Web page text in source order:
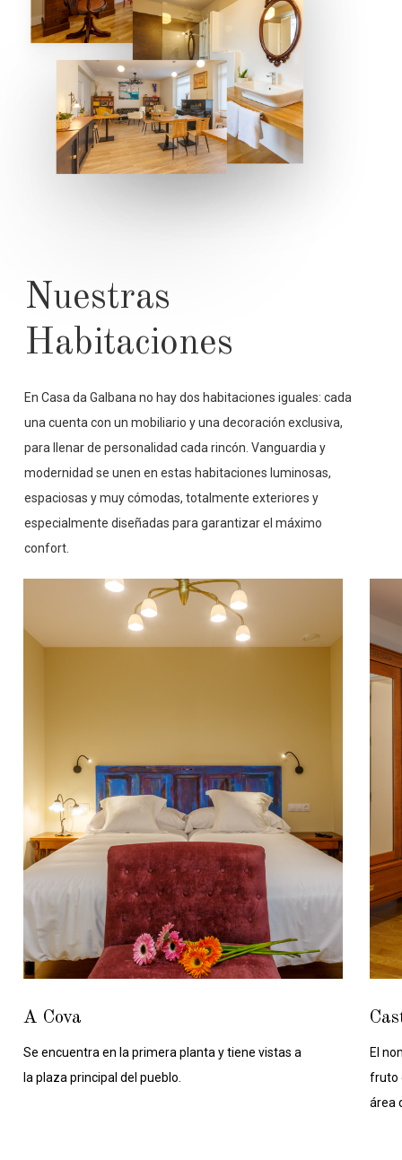
Nuestras
Habitaciones
En Casa da Galbana no hay dos habitaciones iguales: cada
una cuenta con un mobiliario y una decoración exclusiva,
para llenar de personalidad cada rincón. Vanguardia y
modernidad se unen en estas habitaciones luminosas,
espaciosas y muy cómodas, totalmente exteriores y
especialmente diseñadas para garantizar el máximo
confort.
A Cova
Se encuentra en la primera planta y tiene vistas a
la plaza principal del pueblo.
El
fruto
área